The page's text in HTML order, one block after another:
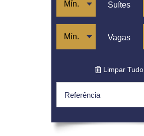
Sumaré
Vila Madalena
Suítes
Vagas
Limpar Tudo